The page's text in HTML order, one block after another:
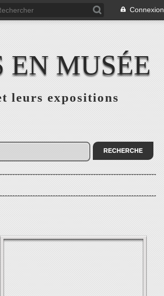
Connexion
EN MUSÉE
leurs expositions